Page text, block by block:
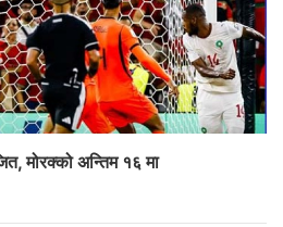
मोरक्को अन्तिम १६ मा